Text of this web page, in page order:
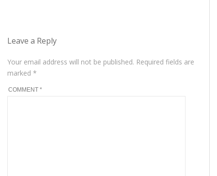
Leave a Reply
Your email address will not be published. Required fields are
marked *
COMMENT *